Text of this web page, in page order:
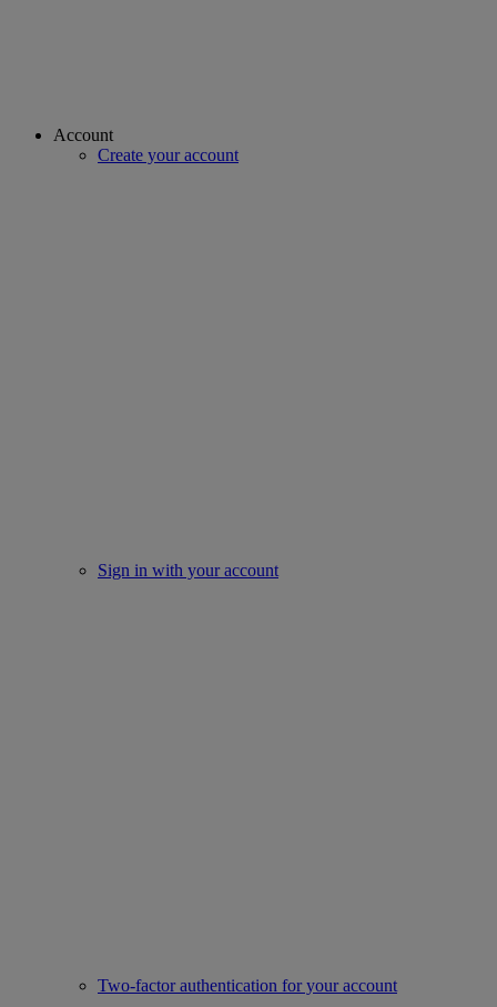
Account
Create your account
Sign in with your account
Two-factor authentication for your account